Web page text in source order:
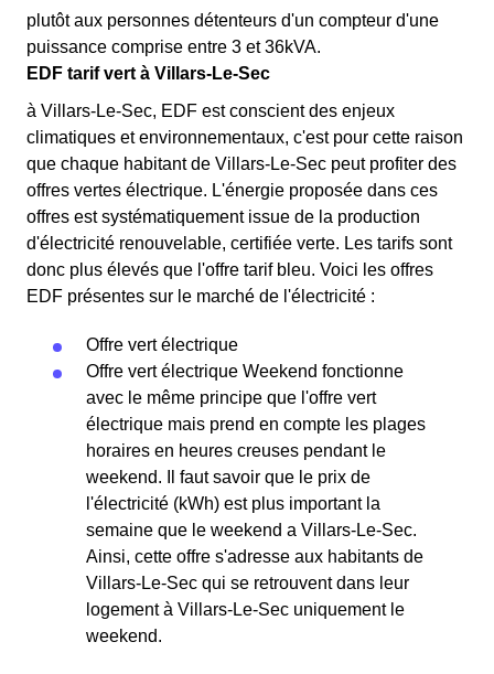
plutôt aux personnes détenteurs d'un compteur d'une
puissance comprise entre 3 et 36kVA.
EDF tarif vert à Villars-Le-Sec
à Villars-Le-Sec, EDF est conscient des enjeux
climatiques et environnementaux, c'est pour cette raison
que chaque habitant de Villars-Le-Sec peut profiter des
offres vertes électrique. L'énergie proposée dans ces
offres est systématiquement issue de la production
d'électricité renouvelable, certifiée verte. Les tarifs sont
donc plus élevés que l'offre tarif bleu. Voici les offres
EDF présentes sur le marché de l'électricité :
Offre vert électrique
Offre vert électrique Weekend fonctionne
avec le même principe que l'offre vert
électrique mais prend en compte les plages
horaires en heures creuses pendant le
weekend. Il faut savoir que le prix de
l'électricité (kWh) est plus important la
semaine que le weekend a Villars-Le-Sec.
Ainsi, cette offre s'adresse aux habitants de
Villars-Le-Sec qui se retrouvent dans leur
logement à Villars-Le-Sec uniquement le
weekend.